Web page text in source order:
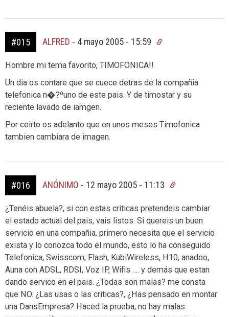
#015 ALFRED - 4 mayo 2005 - 15:59
Hombre mi tema favorito, TIMOFONICA!!
Un dia os contare que se cuece detras de la compañia
telefonica n�?ºuno de este pais. Y de timostar y su
reciente lavado de iamgen.
Por ceirto os adelanto que en unos meses Timofonica
tambien cambiara de imagen.
#016 ANÓNIMO - 12 mayo 2005 - 11:13
¿Tenéis abuela?, si con estas criticas pretendeis cambiar
el estado actual del pais, vais listos. Si quereis un buen
servicio en una compañia, primero necesita que el servicio
exista y lo conozca todo el mundo, esto lo ha conseguido
Telefonica, Swisscom, Flash, KubiWireless, H10, anadoo,
Auna con ADSL, RDSI, Voz IP, Wifis …. y demás que estan
dando servico en el pais. ¿Todas son malas? me consta
que NO. ¿Las usas o las criticas?, ¿Has pensado en montar
una DansEmpresa? Haced la prueba, no hay malas